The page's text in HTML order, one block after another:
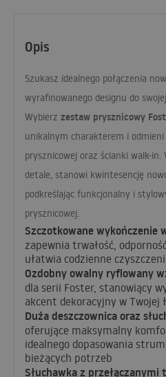
Opis
Szukasz idealnego połączenia
wyrafinowanego designu do
Wybierz zestaw prysznicowy
unikalnym charakterem i odmieni
prysznicowej oraz ścianki walk-in.
detale, stanowi kwintesencję
podkreślając funkcjonalny i
prysznicowej.
Szczotkowane wykończenie
zapewnia trwałość,
ułatwia codzienne
Ozdobny owalny ryflowany
dla serii Foster, stanowiący
akcent dekoracyjny w Twojej
Duża deszczownica oraz
oferujące maksymalny
idealnego dopasowania
bieżących potrzeb
Słuchawka z